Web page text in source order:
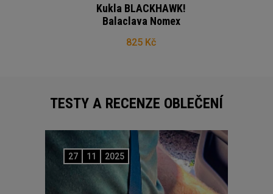
Kukla BLACKHAWK!
Balaclava Nomex
825 Kč
TESTY A RECENZE OBLEČENÍ
27 11 2025